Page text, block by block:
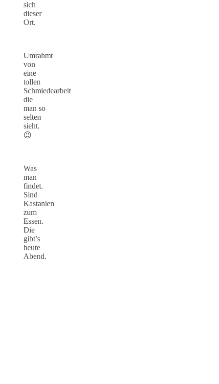
sich
dieser
Ort.
Umrahmt
von
eine
tollen
Schmiedearbeit
die
man so
selten
sieht.
😉
Was
man
findet.
Sind
Kastanien
zum
Essen.
Die
gibt’s
heute
Abend.